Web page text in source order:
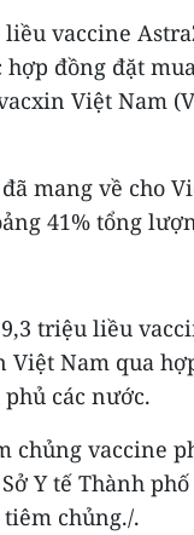
liều vaccine
đồng đặt
Việt Nam
mang về cho
41% tổng
triệu liều
Nam qua
các nước.
vaccine
Y tế Thành
chủng./.